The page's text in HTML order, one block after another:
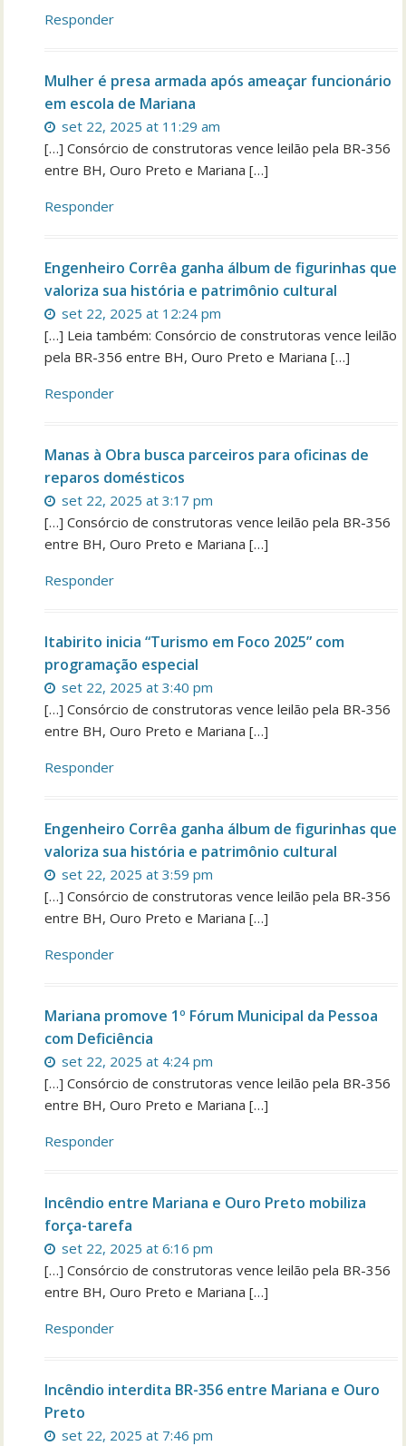
Responder
Mulher é presa armada após ameaçar funcionário
em escola de Mariana
set 22, 2025 at 11:29 am
[…] Consórcio de construtoras vence leilão pela BR-356
entre BH, Ouro Preto e Mariana […]
Responder
Engenheiro Corrêa ganha álbum de figurinhas que
valoriza sua história e patrimônio cultural
set 22, 2025 at 12:24 pm
[…] Leia também: Consórcio de construtoras vence leilão
pela BR-356 entre BH, Ouro Preto e Mariana […]
Responder
Manas à Obra busca parceiros para oficinas de
reparos domésticos
set 22, 2025 at 3:17 pm
[…] Consórcio de construtoras vence leilão pela BR-356
entre BH, Ouro Preto e Mariana […]
Responder
Itabirito inicia “Turismo em Foco 2025” com
programação especial
set 22, 2025 at 3:40 pm
[…] Consórcio de construtoras vence leilão pela BR-356
entre BH, Ouro Preto e Mariana […]
Responder
Engenheiro Corrêa ganha álbum de figurinhas que
valoriza sua história e patrimônio cultural
set 22, 2025 at 3:59 pm
[…] Consórcio de construtoras vence leilão pela BR-356
entre BH, Ouro Preto e Mariana […]
Responder
Mariana promove 1º Fórum Municipal da Pessoa
com Deficiência
set 22, 2025 at 4:24 pm
[…] Consórcio de construtoras vence leilão pela BR-356
entre BH, Ouro Preto e Mariana […]
Responder
Incêndio entre Mariana e Ouro Preto mobiliza
força-tarefa
set 22, 2025 at 6:16 pm
[…] Consórcio de construtoras vence leilão pela BR-356
entre BH, Ouro Preto e Mariana […]
Responder
Incêndio interdita BR-356 entre Mariana e Ouro
Preto
set 22, 2025 at 7:46 pm